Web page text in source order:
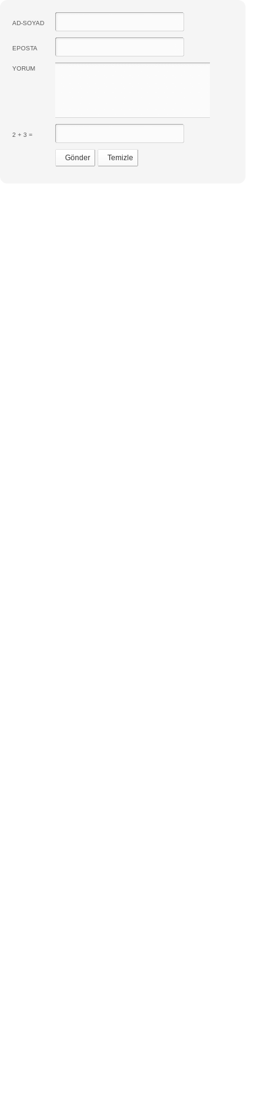
AD-SOYAD
EPOSTA
YORUM
2 + 3 =
Gönder Temizle